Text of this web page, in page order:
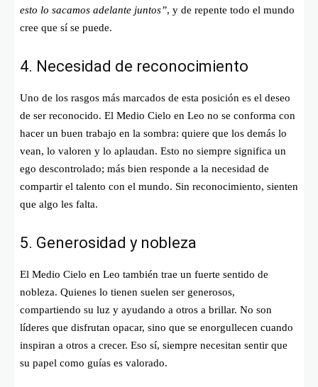
esto lo sacamos adelante juntos”, y de repente todo el mundo
cree que sí se puede.
4. Necesidad de reconocimiento
Uno de los rasgos más marcados de esta posición es el deseo
de ser reconocido. El Medio Cielo en Leo no se conforma con
hacer un buen trabajo en la sombra: quiere que los demás lo
vean, lo valoren y lo aplaudan. Esto no siempre significa un
ego descontrolado; más bien responde a la necesidad de
compartir el talento con el mundo. Sin reconocimiento, sienten
que algo les falta.
5. Generosidad y nobleza
El Medio Cielo en Leo también trae un fuerte sentido de
nobleza. Quienes lo tienen suelen ser generosos,
compartiendo su luz y ayudando a otros a brillar. No son
líderes que disfrutan opacar, sino que se enorgullecen cuando
inspiran a otros a crecer. Eso sí, siempre necesitan sentir que
su papel como guías es valorado.